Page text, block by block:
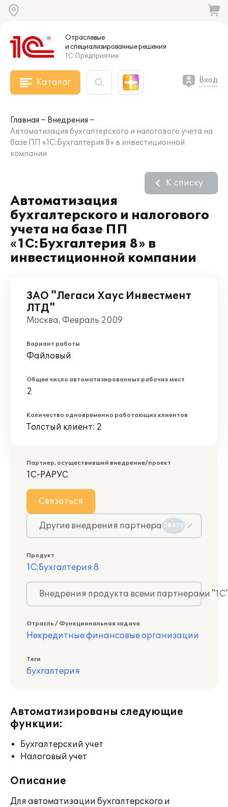
Отраслевые
и специализированныерешения
1С:Предприятие
Каталог Вход
Главная
Внедрения
Автоматизация бухгалтерского и налогового учета на
базе ПП «1С:Бухгалтерия 8» в инвестиционной
компании
Автоматизация
бухгалтерского и налогового
учета на базе ПП
«1С:Бухгалтерия 8» в
инвестиционной компании
К списку
ЗАО "Легаси Хаус Инвестмент
ЛТД"
Москва, Февраль 2009
Вариант работы
Файловый
Общее число автоматизированных рабочих мест
2
Количество одновременно работающих клиентов
Толстый клиент: 2
Партнер, осуществивший внедрение/проект
1С-РАРУС
Связаться
Другие внедрения партнера 28473
Продукт
1С:Бухгалтерия 8
Внедрения продукта всеми партнерами
Отрасль / Функциональная задача
Некредитные финансовые организации
Теги
бухгалтерия
Автоматизированы следующие
функции:
Бухгалтерский учет
Налоговый учет
Описание
Для автоматизации бухгалтерского и